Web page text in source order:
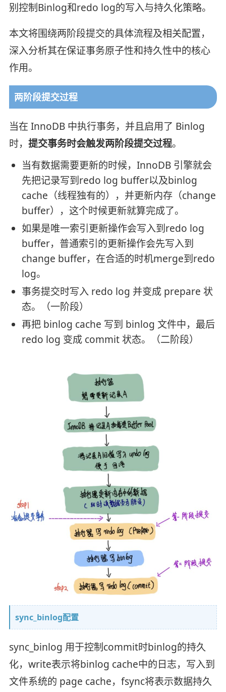
别控制Binlog和redo log的写入与持久化策略。
本文将围绕两阶段提交的具体流程及相关配置，
深入分析其在保证事务原子性和持久性中的核心
作用。
两阶段提交过程
当在 InnoDB 中执行事务，并且启用了 Binlog
时， 提交事务时会触发两阶段提交过程。
当有数据需要更新的时候，InnoDB 引擎就会
先把记录写到redo log buffer以及binlog
cache（线程独有的），并更新内存（change
buffer），这个时候更新就算完成了。
如果是唯一索引更新操作会写入到redo log
buffer，普通索引的更新操作会先写入到
change buffer，在合适的时机merge到redo
log。
事务提交时写入 redo log 并变成 prepare 状
态。（一阶段）
再把 binlog cache 写到 binlog 文件中，最后
redo log 变成 commit 状态。（二阶段）
sync_binlog配置
sync_binlog 用于控制commit时binlog的持久
化，write表示将binlog cache中的日志，写入到
文件系统的 page cache，fsync将表示数据持久